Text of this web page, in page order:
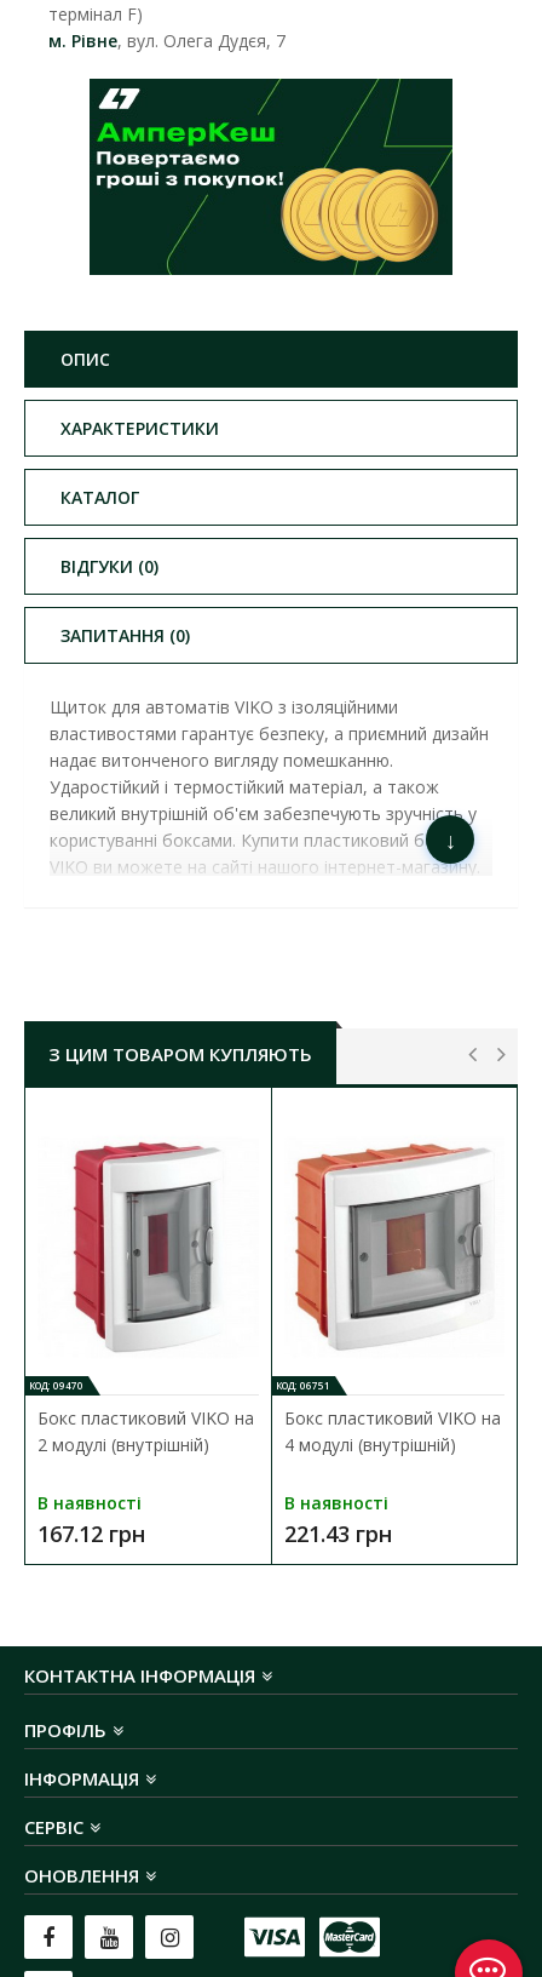
термінал F)
м. Рівне, вул. Олега Дудєя, 7
ОПИС
ХАРАКТЕРИСТИКИ
КАТАЛОГ
ВІДГУКИ (0)
ЗАПИТАННЯ (0)
Щиток для автоматів VIKO з ізоляційними
властивостями гарантує безпеку, а приємний дизайн
надає витонченого вигляду помешканню.
Ударостійкий і термостійкий матеріал, а також
великий внутрішній об'єм забезпечують зручність у
користуванні боксами. Купити пластиковий бокс
VIKO ви можете на сайті нашого інтернет-магазину.
Колір корпусу: білий
Дверка: прозора
Комплектація:
шина заземлення на 9 отворів
Температура експлуатації:-15 ºС до +60 ºС
Монтажний розмір основи
ГхШхВ: 75х300х200 мм
Габарити кришки ГхШхВ:
25х310х210 мм
Ступінь захисту:
↓
З ЦИМ ТОВАРОМ КУПЛЯЮТЬ
КОД: 09470
Бокс пластиковий VIKO на
2 модулі (внутрішній)
В наявності
167.12 грн
КОД: 06751
Бокс пластиковий VIKO на
4 модулі (внутрішній)
В наявності
221.43 грн
КОНТАКТНА ІНФОРМАЦІЯ
ПРОФІЛЬ
ІНФОРМАЦІЯ
СЕРВІС
ОНОВЛЕННЯ